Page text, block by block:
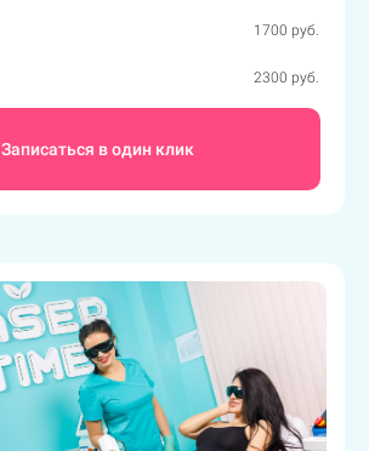
1700 руб.
2300 руб.
Записаться в один клик